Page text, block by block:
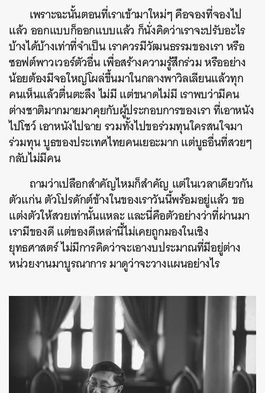
เพราะฉะนั้นตอนที่เราเข้ามาใหม่ๆ คือจองที่จองไป
แล้ว ออกแบบก็ออกแบบแล้ว ก็นั่งคิดว่าเราจะปรับอะไร
บ้างได้บ้างเท่าที่จำเป็น เราควรมีวัฒนธรรมของเรา หรือ
ซอฟต์พาวเวอร์ตัวอื่น เพื่อสร้างความรู้สึกร่วม หรืออย่าง
น้อยต้องมีจอใหญ่โผล่ขึ้นมาในกลางพาวิลเลียนแล้วทุก
คนเห็นแล้วตื่นตะลึง ไม่มี แต่ขนาดไม่มี เราพบว่ามีคน
ต่างชาติมากมายมาคุยกับผู้ประกอบการของเรา ที่เอาหนัง
ไปโชว์ เอาหนังไปฉาย รวมทั้งไปขอร่วมทุนใครสนใจมา
ร่วมทุน บูธของประเทศไทยคนเยอะมาก แต่บูธอื่นที่สวยๆ
กลับไม่มีคน
ถามว่าเปลือกสำคัญไหมก็สำคัญ แต่ในเวลาเดียวกัน
ตัวแก่น ตัวโปรดักต์ข้างในของเราวันนี้พร้อมอยู่แล้ว ขอ
แต่งตัวให้สวยเท่านั้นแหละ และนี่คือตัวอย่างว่าที่ผ่านมา
เรามีของดี แต่ของดีเหล่านี้ไม่เคยถูกมองในเชิง
ยุทธศาสตร์ ไม่มีการคิดว่าจะเอางบประมาณที่มีอยู่ต่าง
หน่วยงานมาบูรณาการ มาดูว่าจะวางแผนอย่างไร